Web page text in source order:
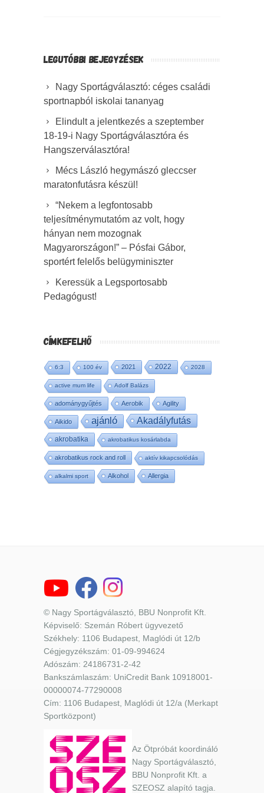
LEGUTÓBBI BEJEGYZÉSEK
Nagy Sportágválasztó: céges családi
sportnapból iskolai tananyag
Elindult a jelentkezés a szeptember
18-19-i Nagy Sportágválasztóra és
Hangszerválasztóra!
Mécs László hegymászó gleccser
maratonfutásra készül!
“Nekem a legfontosabb
teljesítménymutatóm az volt, hogy
hányan nem mozognak
Magyarországon!” – Pósfai Gábor,
sportért felelős belügyminiszter
Keressük a Legsportosabb
Pedagógust!
CÍMKEFELHŐ
6:3 100 év 2021 2022 2028
active mum life Adolf Balázs
adománygyűjtés Aerobik Agility
Aikido ajánló Akadályfutás
akrobatika akrobatikus kosárlabda
akrobatikus rock and roll aktív kikapcsolódás
alkalmi sport Alkohol Allergia
© Nagy Sportágválasztó, BBU Nonprofit Kft.
Képviselő: Szemán Róbert ügyvezető
Székhely: 1106 Budapest, Maglódi út 12/b
Cégjegyzékszám: 01-09-994624
Adószám: 24186731-2-42
Bankszámlaszám: UniCredit Bank 10918001-
00000074-77290008
Cím: 1106 Budapest, Maglódi út 12/a (Merkapt
Sportközpont)
Az Ötpróbát koordináló
Nagy Sportágválasztó,
BBU Nonprofit Kft. a
SZEOSZ alapító tagja.